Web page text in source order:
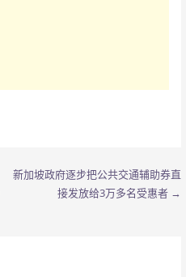
新加坡政府逐步把公共交通辅助券直
接发放给3万多名受惠者 →